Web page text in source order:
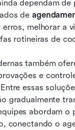
dependam de
de
erros, melhorar a
rotineiras de
também
e
essas
gradualmente
abordam o
conectando o